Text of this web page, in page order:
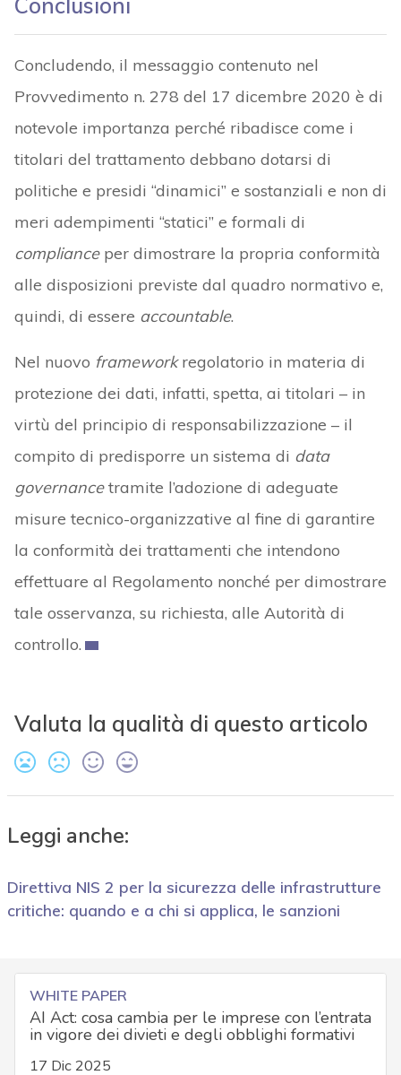
Concludendo, il messaggio contenuto nel
Provvedimento n. 278 del 17 dicembre 2020 è di
notevole importanza perché ribadisce come i
titolari del trattamento debbano dotarsi di
politiche e presidi “dinamici” e sostanziali e non di
meri adempimenti “statici” e formali di
complianceper dimostrare la propria conformità
alle disposizioni previste dal quadro normativo e,
quindi, di essere accountable.
Nel nuovo frameworkregolatorio in materia di
protezione dei dati, infatti, spetta, ai titolari – in
virtù del principio di responsabilizzazione – il
compito di predisporre un sistema di data
governancetramite l’adozione di adeguate
misure tecnico-organizzative al fine di garantire
la conformità dei trattamenti che intendono
effettuare al Regolamento nonché per dimostrare
tale osservanza, su richiesta, alle Autorità di
controllo.
Valuta la qualità di questo articolo
Leggi anche:
Direttiva NIS 2 per la sicurezza delle infrastrutture
critiche: quando e a chi si applica, le sanzioni
WHITE PAPER
AI Act: cosa cambia per le imprese con l’entrata
in vigore dei divieti e degli obblighi formativi
17 Dic 2025